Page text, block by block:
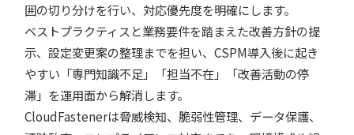
囲の切り分けを行い、対応優先度を明確にします。
ベストプラクティスと業務要件を踏まえた改善方針の提
示、設定変更案の整理までを担い、CSPM導入後に起き
やすい「専門知識不足」「担当不在」「改善活動の停
滞」を運用面から解消します。
CloudFastenerは脅威検知、脆弱性管理、データ保護、